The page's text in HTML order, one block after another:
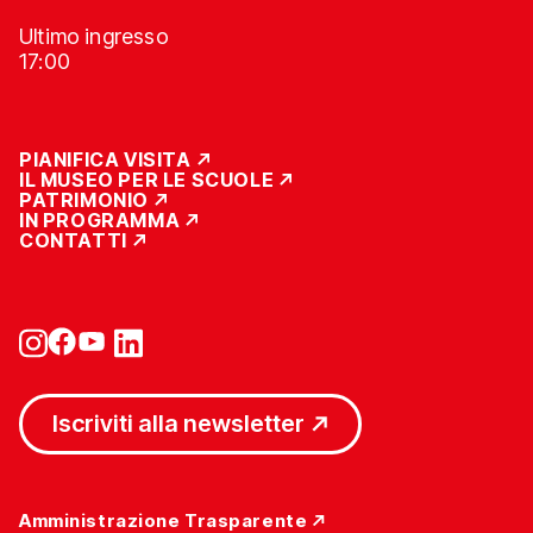
Ultimo ingresso
17:00
PIANIFICA VISITA
IL MUSEO PER LE SCUOLE
PATRIMONIO
IN PROGRAMMA
CONTATTI
Iscriviti alla newsletter
Amministrazione Trasparente